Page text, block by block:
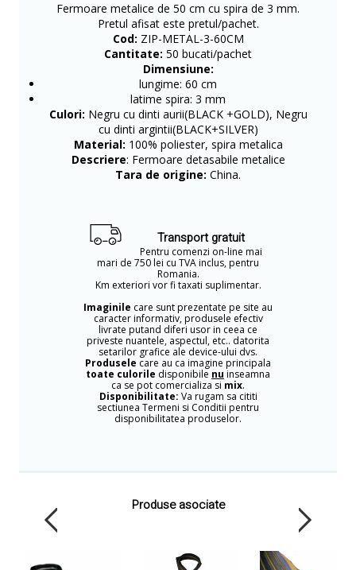
Fermoare metalice de 50 cm cu spira de 3 mm.
Pretul afisat este pretul/pachet.
Cod: ZIP-METAL-3-60CM
Cantitate: 50 bucati/pachet
Dimensiune:
lungime: 60 cm
latime spira: 3 mm
Culori: Negru cu dinti aurii(BLACK +GOLD), Negru
cu dinti argintii(BLACK+SILVER)
Material: 100% poliester, spira metalica
Descriere: Fermoare detasabile metalice
Tara de origine: China.
Transport gratuit
Pentru comenzi on-line mai
mari de 750 lei cu TVA inclus, pentru
Romania.
Km exteriori vor fi taxati suplimentar.
Imaginile care sunt prezentate pe site au
caracter informativ, produsele efectiv
livrate putand diferi usor in ceea ce
priveste nuantele, aspectul, etc.. datorita
setarilor grafice ale device-ului dvs.
Produsele care au ca imagine principala
toate culorile disponibile nu inseamna
ca se pot comercializa si mix.
Disponibilitate: Va rugam sa cititi
sectiunea Termeni si Conditii pentru
disponibilitatea produselor.
Produse asociate